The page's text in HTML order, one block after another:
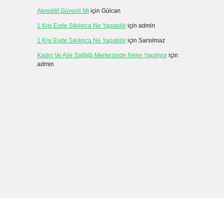
Akreditif Güvenli Mi için Gülcan
1 Kişi Evde Sıkılınca Ne Yapabiliriçin admin
1 Kişi Evde Sıkılınca Ne Yapabiliriçin Sarsılmaz
Kadın Ve Aile Sağlığı Merkezinde Neler Yapılıyoriçin
admin